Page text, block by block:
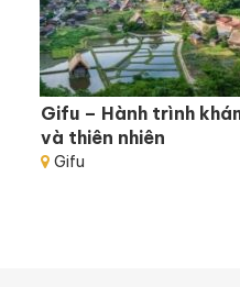
Gifu – Hành trình
và thiên nhiên
Gifu